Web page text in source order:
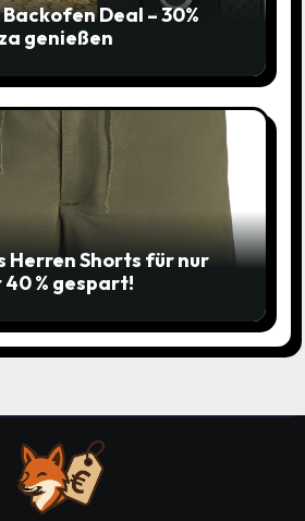
Deal – 30%
genießen
Herren Shorts für nur
40 % gespart!